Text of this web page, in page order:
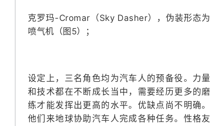
克罗玛-Cromar（Sky Dasher），伪装形态为
喷气机（图5）；
设定上，三名角色均为汽车人的预备役。力量
和技术都在不断成长当中，需要经历更多的磨
练才能发挥出更高的水平。优缺点尚不明确。
他们来地球协助汽车人完成各种任务。性格友